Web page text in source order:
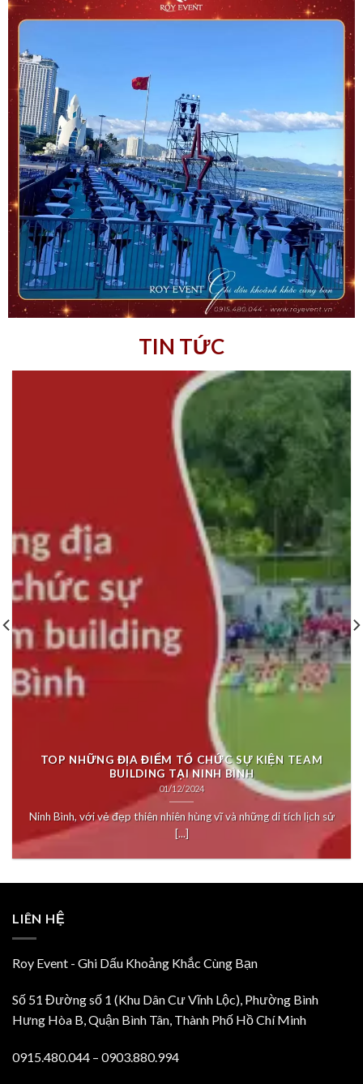
TIN TỨC
TOP NHỮNG ĐỊA ĐIỂM TỔ CHỨC SỰ KIỆN TEAM
BUILDING TẠI NINH BÌNH
01/12/2024
Ninh Bình, với vẻ đẹp thiên nhiên hùng vĩ và những di tích lịch sử
[...]
LIÊN HỆ
Roy Event - Ghi Dấu Khoảng Khắc Cùng Bạn
Số 51 Đường số 1 (Khu Dân Cư Vĩnh Lộc), Phường Bình
Hưng Hòa B, Quận Bình Tân, Thành Phố Hồ Chí Minh
0915.480.044 – 0903.880.994